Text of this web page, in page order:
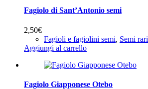
Fagiolo di Sant’Antonio semi
2,50€
Fagioli e fagiolini semi, Semi rari
Aggiungi al carrello
Fagiolo Giapponese Otebo